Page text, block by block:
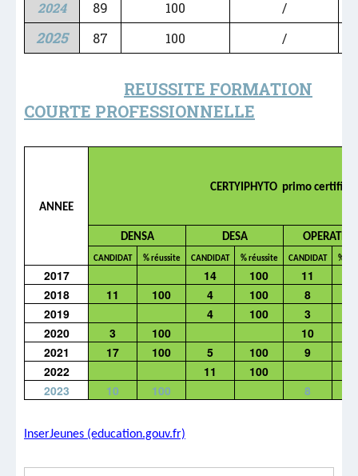
2024 89 100 /
2025 87 100 /
REUSSITE FORMATION
COURTE PROFESSIONNELLE
ANNEE
CERTYIPHYTO primo certificat
DENSA DESA
CANDIDAT % réussite CANDIDAT % réussite CANDIDAT %
2017 14 100 11
2018
11 100 4 100 8
2019
4 100 3
2020
3 100 10
2021
17 100 5 100 9
2022
11
100
2023
10 100 8
InserJeunes (education.gouv.fr)